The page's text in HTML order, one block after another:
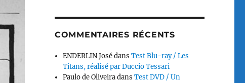
COMMENTAIRES RÉCENTS
ENDERLIN JosédansTest Blu-ray / Les
Titans, réalisé par Duccio Tessari
Paulo de OliveiradansTest DVD / Un